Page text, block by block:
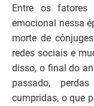
Entre os fatores
emocional nessa
morte de
redes sociais e
disso, o final do
passado,
cumpridas, o que